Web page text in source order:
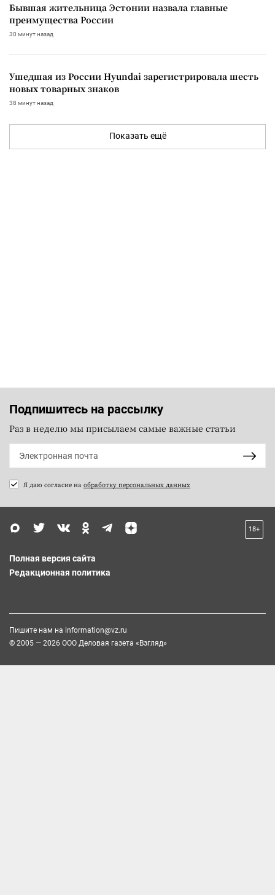
Бывшая жительница Эстонии назвала главные
преимущества России
30 минут назад
Ушедшая из России Hyundai зарегистрировала шесть
новых товарных знаков
38 минут назад
Показать ещё
Подпишитесь на рассылку
Раз в неделю мы присылаем самые важные статьи
Я даю согласие на обработку персональных данных
18+
Полная версия сайта
Редакционная политика
Пишите нам на information@vz.ru
© 2005 — 2026 ООО Деловая газета «Взгляд»